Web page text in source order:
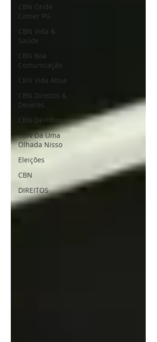
CBN Onde
Comer PG
CBN Vida &
Saúde
CBN Boa
Comunicação
CBN Vida Ativa
CBN Direitos &
Deveres
CBN Destinos
CBN Dá Uma
Olhada Nisso
Eleições
CBN
DIREITOS